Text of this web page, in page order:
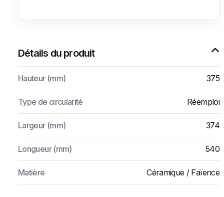
Détails du produit
Hauteur (mm) 375
Type de circularité Réemploi
Largeur (mm) 374
Longueur (mm) 540
Matière Céramique / Faïence